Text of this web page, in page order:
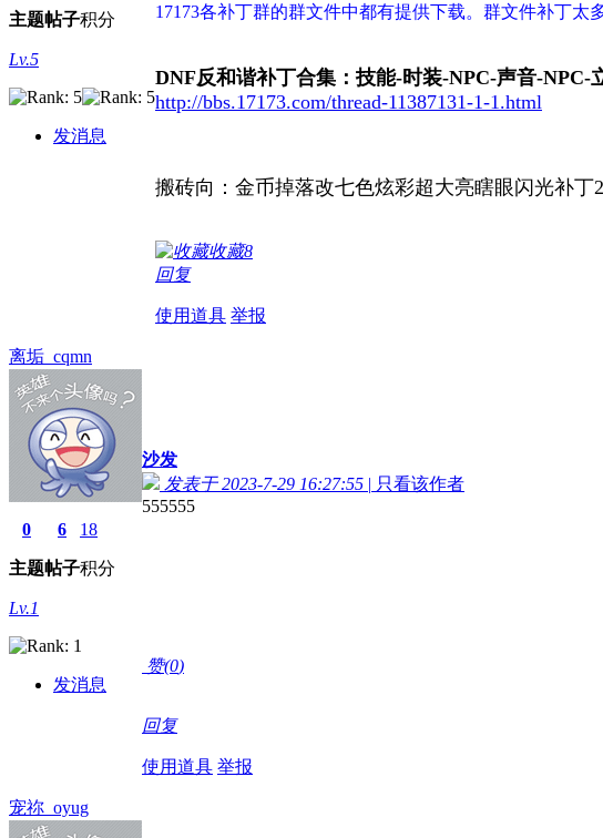
主题帖子积分
Lv.5
发消息
17173各补丁群的群文件中都有提供下载。群文件补丁太
DNF反和谐补丁合集：技能-时装-NPC-声音-NPC-
http://bbs.17173.com/thread-11387131-1-1.html
搬砖向：金币掉落改七色炫彩超大亮瞎眼闪光补丁
收藏8
回复
使用道具 举报
离垢_cqmn
0
主题
6
帖子
18
积分
Lv.1
发消息
沙发
发表于 2023-7-29 16:27:55 | 只看该作者
555555
赞(0)
回复
使用道具 举报
宠祢_oyug